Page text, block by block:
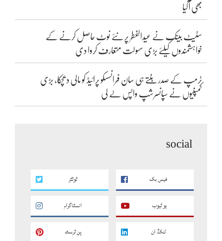
بھی آگیا
سٹیٹ بینک نے عیدالفطر پر نئے نوٹ حاصل کرنے کے
خواہشمندوں کیلئے بڑی سہولت متعارف کروا دی
ٹرمپ کے صدر بنتے ہی سان فرانسسکو پرائیڈ کو مالی دھچکا، بڑی
کمپنیوں نے سپانسرشپ واپس لے لی
social
فیس بک ٹوئٹر
یو ٹیوب انسٹاگرام
لنکڈ ان پن ٹرسٹ